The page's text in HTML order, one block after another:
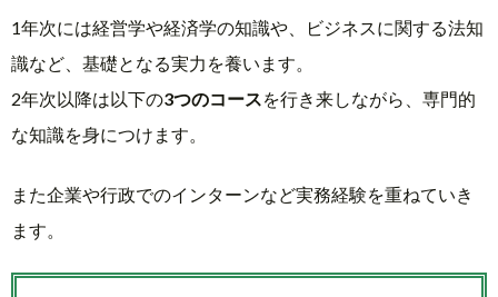
1年次には経営学や経済学の知識や、ビジネスに関する法知
識など、基礎となる実力を養います。
2年次以降は以下の3つのコース を行き来しながら、専門的
な知識を身につけます。
また企業や行政でのインターンなど実務経験を重ねていき
ます。